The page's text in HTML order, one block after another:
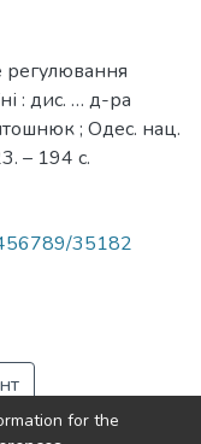
: дис. … д-ра
; Одес. нац.
– 194 с.
35182
for the